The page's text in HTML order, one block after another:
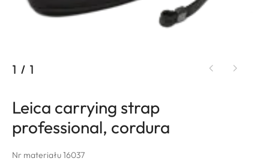
1 / 1
Leica carrying strap
professional, cordura
Nr materiału 16037